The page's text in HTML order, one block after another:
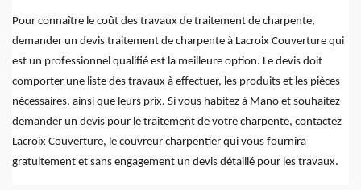
Pour connaître le coût des travaux de traitement de charpente,
demander un devis traitement de charpente à Lacroix Couverture qui
est un professionnel qualifié est la meilleure option. Le devis doit
comporter une liste des travaux à effectuer, les produits et les pièces
nécessaires, ainsi que leurs prix. Si vous habitez à Mano et souhaitez
demander un devis pour le traitement de votre charpente, contactez
Lacroix Couverture, le couvreur charpentier qui vous fournira
gratuitement et sans engagement un devis détaillé pour les travaux.